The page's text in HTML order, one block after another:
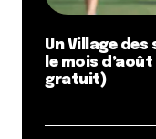
Un Village
le mois
gratuit)